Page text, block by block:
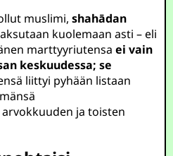
muslimi,shahādan
kuolemaan asti – eli
marttyyriutensaei vain
keskuudessa; se
liittyi pyhään listaan
ja toisten